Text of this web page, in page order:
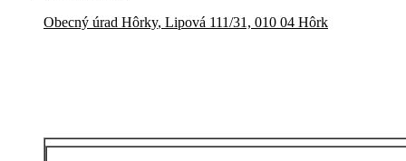
Obecný úrad Hôrky, Lipová 111/31, 010 04 Hôrk